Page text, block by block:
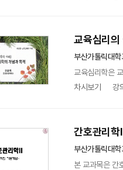
교육심리의
부산가톨릭대학
교육심리학은
차시보기
강
간호관리학
부산가톨릭대학
본 교과목은 간